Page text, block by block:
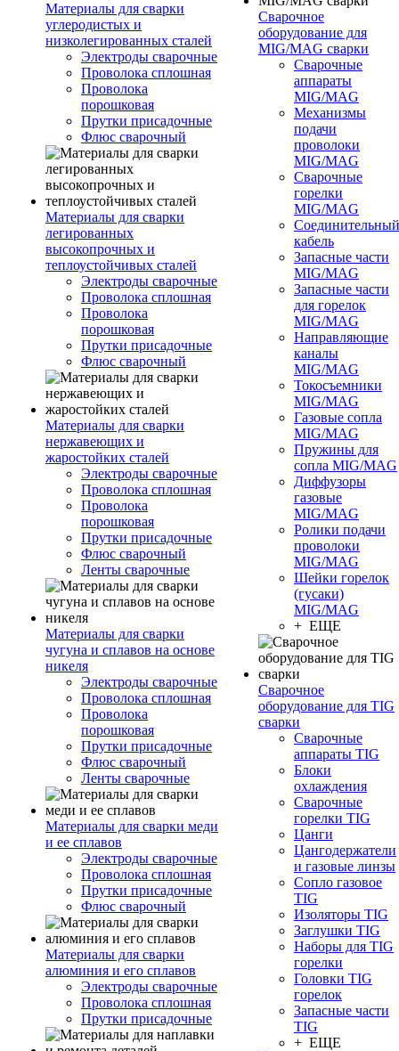
Материалы для сварки
углеродистых и
низколегированных сталей
Электроды сварочные
Проволока сплошная
Проволока
порошковая
Прутки присадочные
Флюс сварочный
Материалы для сварки
легированных
высокопрочных и
теплоустойчивых сталей
Электроды сварочные
Проволока сплошная
Проволока
порошковая
Прутки присадочные
Флюс сварочный
Материалы для сварки
нержавеющих и
жаростойких сталей
Электроды сварочные
Проволока сплошная
Проволока
порошковая
Прутки присадочные
Флюс сварочный
Ленты сварочные
Материалы для сварки
чугуна и сплавов на основе
никеля
Электроды сварочные
Проволока сплошная
Проволока
порошковая
Прутки присадочные
Флюс сварочный
Ленты сварочные
Материалы для сварки меди
и ее сплавов
Электроды сварочные
Проволока сплошная
Прутки присадочные
Флюс сварочный
Материалы для сварки
алюминия и его сплавов
Электроды сварочные
Проволока сплошная
Прутки присадочные
Сварочное
оборудование для
MIG/MAG сварки
Сварочные
аппараты
MIG/MAG
Механизмы
подачи
проволоки
MIG/MAG
Сварочные
горелки
MIG/MAG
Соединительный
кабель
Запасные части
MIG/MAG
Запасные части
для горелок
MIG/MAG
Направляющие
каналы
MIG/MAG
Токосъемники
MIG/MAG
Газовые сопла
MIG/MAG
Пружины для
сопла MIG/MAG
Диффузоры
газовые
MIG/MAG
Ролики подачи
проволоки
MIG/MAG
Шейки горелок
(гусаки)
MIG/MAG
+ ЕЩЕ
Сварочное
оборудование для TIG
сварки
Сварочные
аппараты TIG
Блоки
охлаждения
Сварочные
горелки TIG
Цанги
Цангодержатели
и газовые линзы
Сопло газовое
TIG
Изоляторы TIG
Заглушки TIG
Наборы для TIG
горелки
Головки TIG
горелок
Запасные части
TIG
+ ЕЩЕ